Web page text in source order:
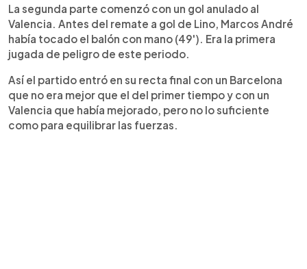
La segunda parte comenzó con un gol anulado al
Valencia. Antes del remate a gol de Lino, Marcos André
había tocado el balón con mano (49'). Era la primera
jugada de peligro de este periodo.
Así el partido entró en su recta final con un Barcelona
que no era mejor que el del primer tiempo y con un
Valencia que había mejorado, pero no lo suficiente
como para equilibrar las fuerzas.